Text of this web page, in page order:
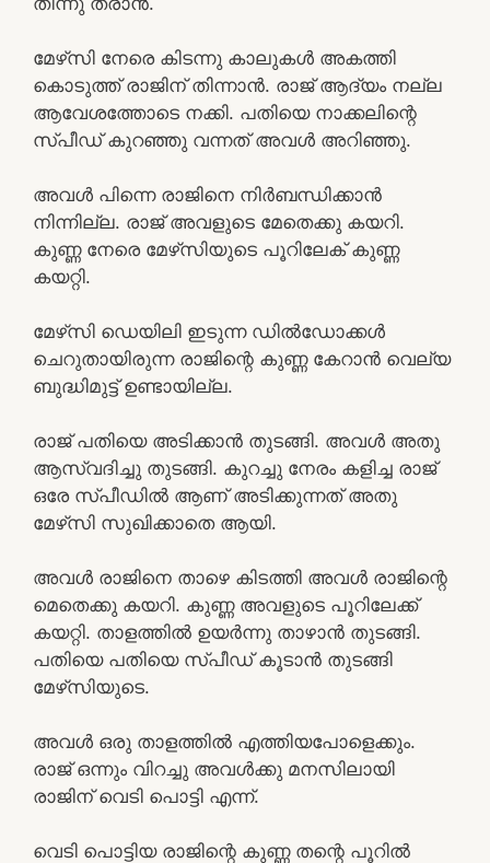
മേഴ്‌സി നേരെ കിടന്നു കാലുകൾ അകത്തി
കൊടുത്ത് രാജിന് തിന്നാൻ. രാജ് ആദ്യം നല്ല
ആവേശത്തോടെ നക്കി. പതിയെ നാക്കലിന്റെ
സ്പീഡ് കുറഞ്ഞു വന്നത് അവൾ അറിഞ്ഞു.
അവൾ പിന്നെ രാജിനെ നിർബന്ധിക്കാൻ
നിന്നില്ല. രാജ് അവളുടെ മേതെക്കു കയറി.
കുണ്ണ നേരെ മേഴ്‌സിയുടെ പൂറിലേക് കുണ്ണ
കയറ്റി.
മേഴ്‌സി ഡെയിലി ഇടുന്ന ഡിൽഡോക്കൾ
ചെറുതായിരുന്ന രാജിന്റെ കുണ്ണ കേറാൻ വെല്യ
ബുദ്ധിമുട്ട് ഉണ്ടായില്ല.
രാജ് പതിയെ അടിക്കാൻ തുടങ്ങി. അവൾ അതു
ആസ്വദിച്ചു തുടങ്ങി. കുറച്ചു നേരം കളിച്ച രാജ്
ഒരേ സ്പീഡിൽ ആണ് അടിക്കുന്നത് അതു
മേഴ്‌സി സുഖിക്കാതെ ആയി.
അവൾ രാജിനെ താഴെ കിടത്തി അവൾ രാജിന്റെ
മെതെക്കു കയറി. കുണ്ണ അവളുടെ പൂറിലേക്ക്
കയറ്റി. താളത്തിൽ ഉയർന്നു താഴാൻ തുടങ്ങി.
പതിയെ പതിയെ സ്പീഡ് കൂടാൻ തുടങ്ങി
മേഴ്‌സിയുടെ.
അവൾ ഒരു താളത്തിൽ എത്തിയപോളെക്കും.
രാജ് ഒന്നും വിറച്ചു അവൾക്കു മനസിലായി
രാജിന് വെടി പൊട്ടി എന്ന്.
വെടി പൊട്ടിയ രാജിന്റെ കുണ്ണ തന്റെ പൂറിൽ